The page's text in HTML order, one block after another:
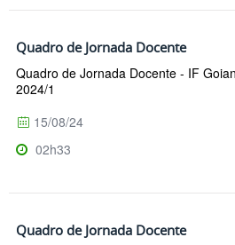
Quadro de Jornada Docente
Quadro de Jornada Docente - IF
2024/1
15/08/24
02h33
Quadro de Jornada Docente